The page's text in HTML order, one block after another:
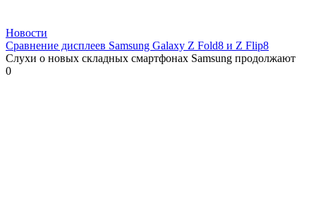
Новости
Сравнение дисплеев Samsung Galaxy Z Fold8 и Z Flip8
Слухи о новых складных смартфонах Samsung продолжают
0